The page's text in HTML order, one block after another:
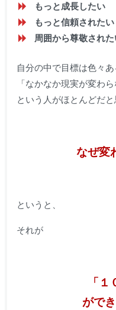
もっと成長したい
もっと信頼されたい
周囲から尊敬され
自分の中で目標は色々あ
「なかなか現実が変わら
という人がほとんどだと
なぜ変
というと、
それが
「１
がで